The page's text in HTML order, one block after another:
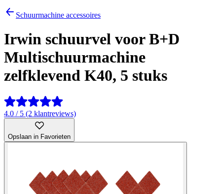
Schuurmachine accessoires
Irwin schuurvel voor B+D
Multischuurmachine
zelfklevend K40, 5 stuks
4.0 / 5 (2 klantreviews)
Opslaan in Favorieten